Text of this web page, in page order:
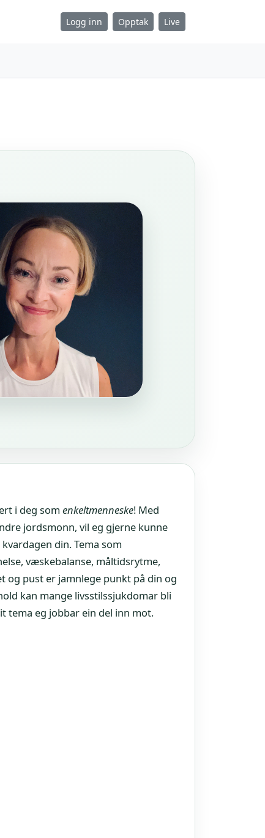
Logg inn Opptak Live
i deg somenkeltmenneske! Med
jordsmonn, vil eg gjerne kunne
din. Tema som
væskebalanse, måltidsrytme,
og pust er jamnlege punkt på din og
kan mange livsstilssjukdomar bli
tema eg jobbar ein del inn mot.